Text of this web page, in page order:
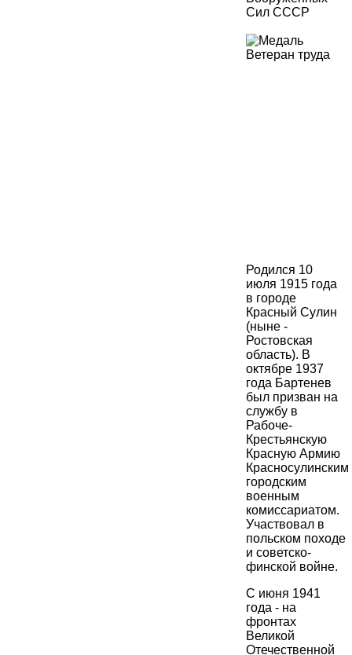
Родился 10
июля 1915 года
в городе
Красный Сулин
(ныне -
Ростовская
область). В
октябре 1937
года Бартенев
был призван на
службу в
Рабоче-
Крестьянскую
Красную Армию
Красносулинским
городским
военным
комиссариатом.
Участвовал в
польском походе
и советско-
финской войне.
С июня 1941
года - на
фронтах
Великой
Отечественной